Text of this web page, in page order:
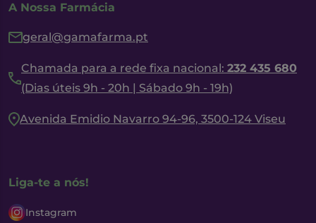
A Nossa Farmácia
geral@gamafarma.pt
Chamada para a rede fixa nacional: 232 435 680
(Dias úteis 9h - 20h | Sábado 9h - 19h)
Avenida Emidio Navarro 94-96, 3500-124 Viseu
Liga-te a nós!
Instagram